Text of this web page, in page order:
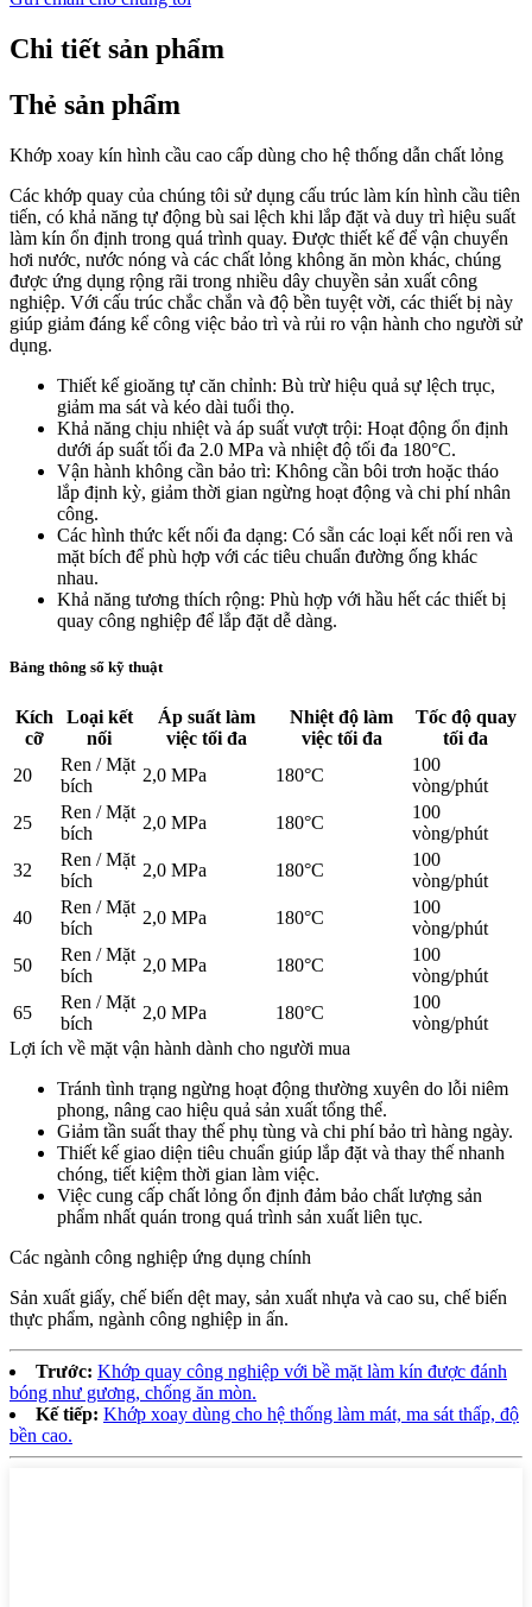
Chi tiết sản phẩm
Thẻ sản phẩm
Khớp xoay kín hình cầu cao cấp dùng cho hệ thống dẫn chất lỏng
Các khớp quay của chúng tôi sử dụng cấu trúc làm kín hình cầu tiên
tiến, có khả năng tự động bù sai lệch khi lắp đặt và duy trì hiệu suất
làm kín ổn định trong quá trình quay. Được thiết kế để vận chuyển
hơi nước, nước nóng và các chất lỏng không ăn mòn khác, chúng
được ứng dụng rộng rãi trong nhiều dây chuyền sản xuất công
nghiệp. Với cấu trúc chắc chắn và độ bền tuyệt vời, các thiết bị này
giúp giảm đáng kể công việc bảo trì và rủi ro vận hành cho người sử
dụng.
Thiết kế gioăng tự căn chỉnh: Bù trừ hiệu quả sự lệch trục,
giảm ma sát và kéo dài tuổi thọ.
Khả năng chịu nhiệt và áp suất vượt trội: Hoạt động ổn định
dưới áp suất tối đa 2.0 MPa và nhiệt độ tối đa 180°C.
Vận hành không cần bảo trì: Không cần bôi trơn hoặc tháo
lắp định kỳ, giảm thời gian ngừng hoạt động và chi phí nhân
công.
Các hình thức kết nối đa dạng: Có sẵn các loại kết nối ren và
mặt bích để phù hợp với các tiêu chuẩn đường ống khác
nhau.
Khả năng tương thích rộng: Phù hợp với hầu hết các thiết bị
quay công nghiệp để lắp đặt dễ dàng.
Bảng thông số kỹ thuật
Kích
cỡ
Loại kết
nối
Áp suất làm
việc tối đa
Nhiệt độ làm
việc tối đa
Tốc độ quay
tối đa
20
Ren / Mặt
bích
2,0 MPa 180°C
100
vòng/phút
25
Ren / Mặt
bích
2,0 MPa 180°C
100
vòng/phút
32
Ren / Mặt
bích
2,0 MPa 180°C
100
vòng/phút
40
Ren / Mặt
bích
2,0 MPa 180°C
100
vòng/phút
50
Ren / Mặt
bích
2,0 MPa 180°C
100
vòng/phút
65
Ren / Mặt
bích
2,0 MPa 180°C
100
vòng/phút
Lợi ích về mặt vận hành dành cho người mua
Tránh tình trạng ngừng hoạt động thường xuyên do lỗi niêm
phong, nâng cao hiệu quả sản xuất tổng thể.
Giảm tần suất thay thế phụ tùng và chi phí bảo trì hàng ngày.
Thiết kế giao diện tiêu chuẩn giúp lắp đặt và thay thế nhanh
chóng, tiết kiệm thời gian làm việc.
Việc cung cấp chất lỏng ổn định đảm bảo chất lượng sản
phẩm nhất quán trong quá trình sản xuất liên tục.
Các ngành công nghiệp ứng dụng chính
Sản xuất giấy, chế biến dệt may, sản xuất nhựa và cao su, chế biến
thực phẩm, ngành công nghiệp in ấn.
Trước: Khớp quay công nghiệp với bề mặt làm kín được đánh
bóng như gương, chống ăn mòn.
Kế tiếp: Khớp xoay dùng cho hệ thống làm mát, ma sát thấp, độ
bền cao.